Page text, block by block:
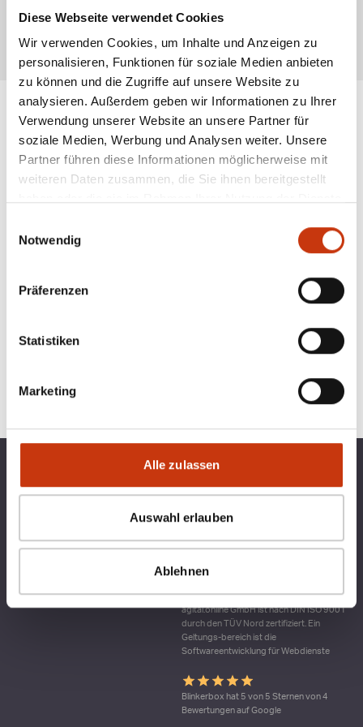
Diese Webseite verwendet Cookies
Wir verwenden Cookies, um Inhalte und Anzeigen zu
personalisieren, Funktionen für soziale Medien anbieten
zu können und die Zugriffe auf unsere Website zu
analysieren. Außerdem geben wir Informationen zu Ihrer
Verwendung unserer Website an unsere Partner für
soziale Medien, Werbung und Analysen weiter. Unsere
Partner führen diese Informationen möglicherweise mit
weiteren Daten zusammen, die Sie ihnen bereitgestellt
Notwendig
Präferenzen
Statistiken
Marketing
Alle zulassen
Auswahl erlauben
Ablehnen
Nachrüstung bestehender Ruten ist möglich
* Alle Preise inkl. gesetzl. Mehrwertsteuer zzgl. Versandkosten, wenn nicht anders
beschrieben
ANGESAGTE
ANGELAUSRÜSTUNG
BLINKERBOX
ein Dienst der agital.online GmbH Die
agital.online GmbH ist nach DIN ISO 9001
durch den TÜV Nord zertifiziert. Ein
Geltungs-bereich ist die
Softwareentwicklung für Webdienste
Blinkerbox hat 5 von 5 Sternen von 4
Bewertungen auf Google